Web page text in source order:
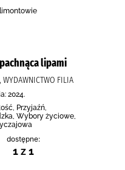
lipami
WYDAWNICTWO FILIA
2024.
Przyjaźń,
Wybory życiowe,
dostępne:
1 z 1